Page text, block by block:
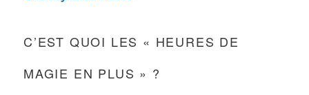
C’EST QUOI LES « HEURES DE
MAGIE EN PLUS » ?